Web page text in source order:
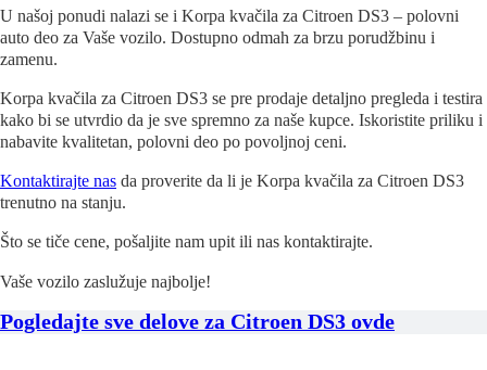
U našoj ponudi nalazi se i Korpa kvačila za Citroen DS3 – polovni
auto deo za Vaše vozilo. Dostupno odmah za brzu porudžbinu i
zamenu.
Korpa kvačila za Citroen DS3 se pre prodaje detaljno pregleda i testira
kako bi se utvrdio da je sve spremno za naše kupce. Iskoristite priliku i
nabavite kvalitetan, polovni deo po povoljnoj ceni.
Kontaktirajte nas da proverite da li je Korpa kvačila za Citroen DS3
trenutno na stanju.
Što se tiče cene, pošaljite nam upit ili nas kontaktirajte.
Vaše vozilo zaslužuje najbolje!
Pogledajte sve delove za Citroen DS3 ovde